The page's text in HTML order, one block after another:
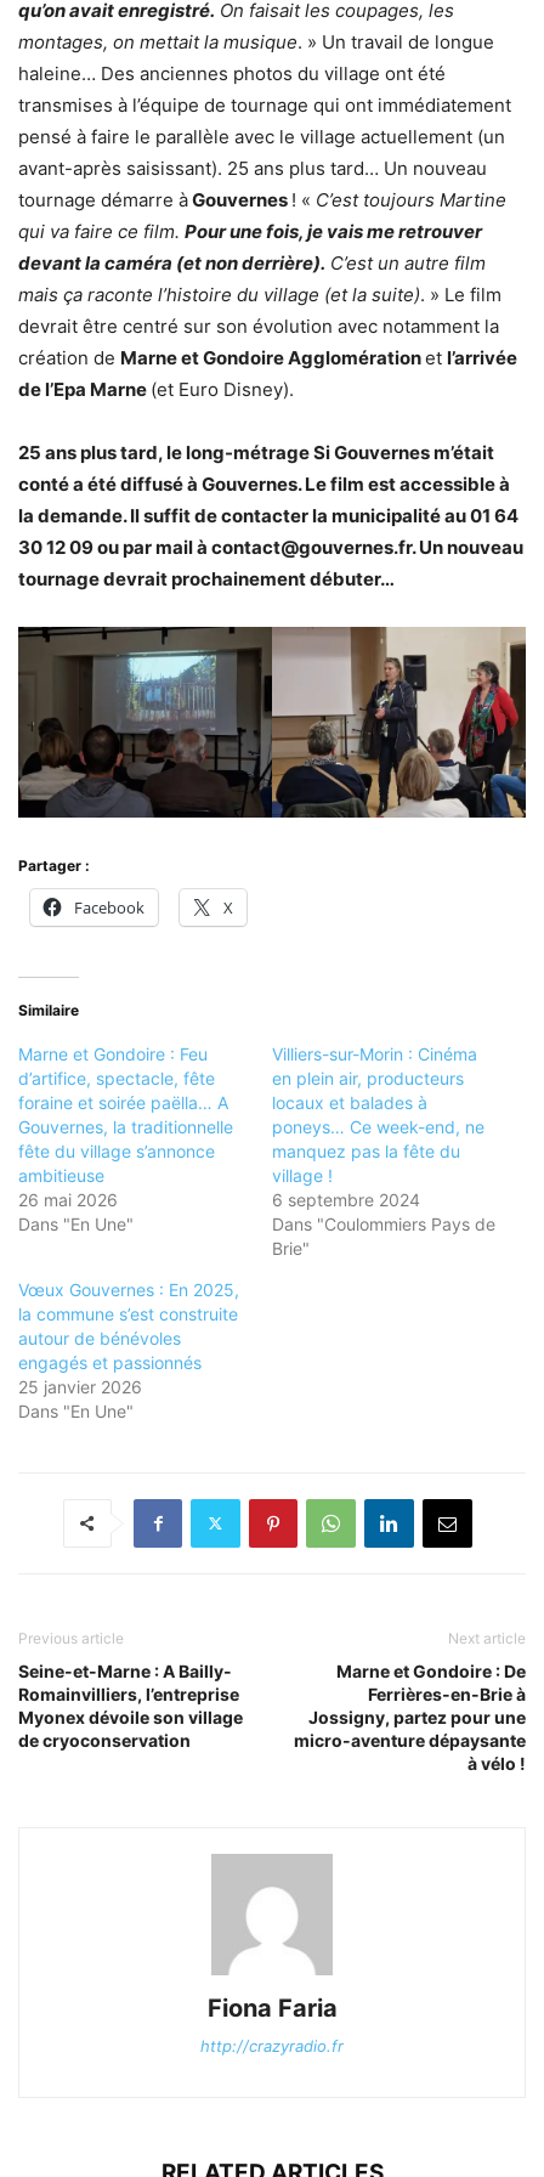
qu’on avait enregistré. On faisait les coupages, les
montages, on mettait la musique. » Un travail de longue
haleine… Des anciennes photos du village ont été
transmises à l’équipe de tournage qui ont immédiatement
pensé à faire le parallèle avec le village actuellement (un
avant-après saisissant). 25 ans plus tard… Un nouveau
tournage démarre àGouvernes ! « C’est toujours Martine
qui va faire ce film. Pour une fois, je vais me retrouver
devant la caméra (et non derrière). C’est un autre film
mais ça raconte l’histoire du village (et la suite). » Le film
devrait être centré sur son évolution avec notamment la
création de Marne et Gondoire Agglomérationet l’arrivée
de l’Epa Marne (et Euro Disney).
25 ans plus tard, le long-métrage Si Gouvernes m’était
conté a été diffusé à Gouvernes. Le film est accessible à
la demande. Il suffit de contacter la municipalité au 01 64
30 12 09 ou par mail à contact@gouvernes.fr. Un nouveau
tournage devrait prochainement débuter…
Partager :
Facebook X
Similaire
Marne et Gondoire : Feu
d’artifice, spectacle, fête
foraine et soirée paëlla… A
Gouvernes, la traditionnelle
fête du village s’annonce
ambitieuse
26 mai 2026
Dans "En Une"
Villiers-sur-Morin : Cinéma
en plein air, producteurs
locaux et balades à
poneys… Ce week-end, ne
manquez pas la fête du
village !
6 septembre 2024
Dans "Coulommiers Pays de
Brie"
Vœux Gouvernes : En 2025,
la commune s’est construite
autour de bénévoles
engagés et passionnés
25 janvier 2026
Dans "En Une"
Previous article
Seine-et-Marne : A Bailly-
Romainvilliers, l’entreprise
Myonex dévoile son village
de cryoconservation
Next article
Marne et Gondoire : De
Ferrières-en-Brie à
Jossigny, partez pour une
micro-aventure dépaysante
à vélo !
Fiona Faria
http://crazyradio.fr